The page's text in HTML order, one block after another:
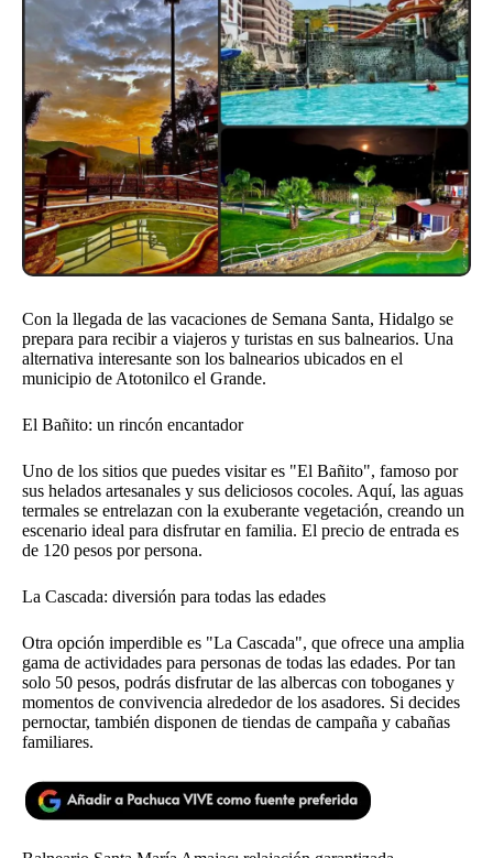
Con la llegada de las vacaciones de Semana Santa, Hidalgo se
prepara para recibir a viajeros y turistas en sus balnearios. Una
alternativa interesante son los balnearios ubicados en el
municipio de Atotonilco el Grande.
El Bañito: un rincón encantador
Uno de los sitios que puedes visitar es "El Bañito", famoso por
sus helados artesanales y sus deliciosos cocoles. Aquí, las aguas
termales se entrelazan con la exuberante vegetación, creando un
escenario ideal para disfrutar en familia. El precio de entrada es
de 120 pesos por persona.
La Cascada: diversión para todas las edades
Otra opción imperdible es "La Cascada", que ofrece una amplia
gama de actividades para personas de todas las edades. Por tan
solo 50 pesos, podrás disfrutar de las albercas con toboganes y
momentos de convivencia alrededor de los asadores. Si decides
pernoctar, también disponen de tiendas de campaña y cabañas
familiares.